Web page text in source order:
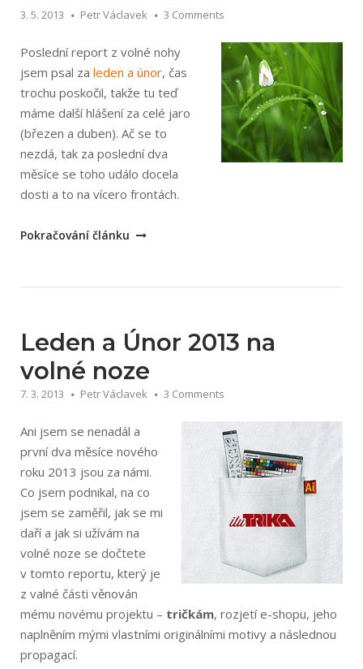
3. 5. 2013 Petr Václavek 3 Comments
Poslední report z volné nohy
jsem psal za leden a únor, čas
trochu poskočil, takže tu teď
máme další hlášení za celé jaro
(březen a duben). Ač se to
nezdá, tak za poslední dva
měsíce se toho událo docela
dosti a to na vícero frontách.
„Jaro
Pokračování článku
Leden a Únor 2013 na
volné noze
7. 3. 2013 Petr Václavek 3 Comments
Ani jsem se nenadál a
první dva měsíce nového
roku 2013 jsou za námi.
Co jsem podnikal, na co
jsem se zaměřil, jak se mi
daří a jak si užívám na
volné noze se dočtete
v tomto reportu, který je
z valné části věnován
mému novému projektu – tričkám, rozjetí e-shopu, jeho
naplněním mými vlastními originálními motivy a následnou
propagací.